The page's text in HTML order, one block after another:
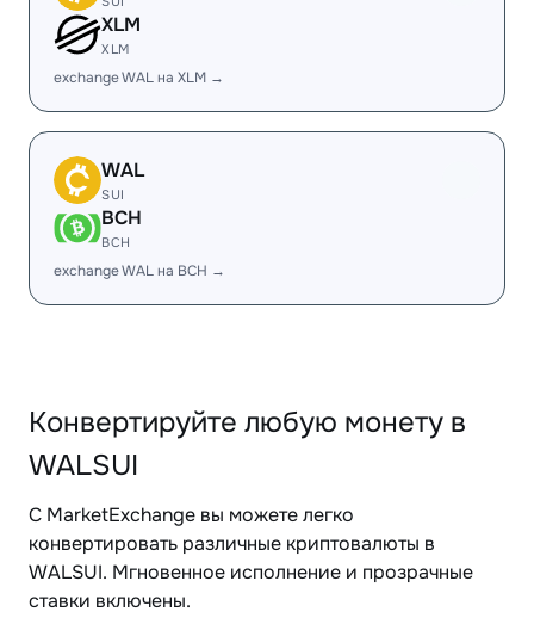
XLM
XLM
exchange WAL на XLM →
WAL
SUI
BCH
BCH
exchange WAL на BCH →
Конвертируйте любую монету в
WALSUI
С MarketExchange вы можете легко
конвертировать различные криптовалюты в
WALSUI. Мгновенное исполнение и прозрачные
ставки включены.